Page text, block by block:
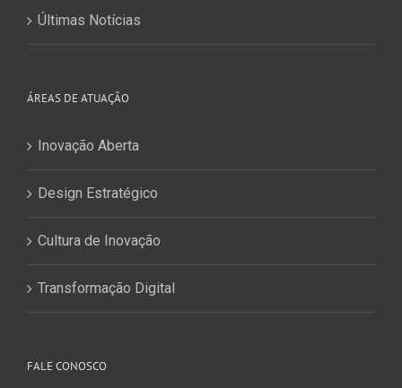
Últimas Notícias
ÁREAS DE ATUAÇÃO
Inovação Aberta
Design Estratégico
Cultura de Inovação
Transformação Digital
FALE CONOSCO